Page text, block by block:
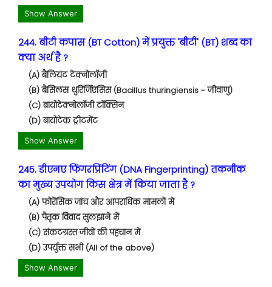
Show Answer
244. बीटी कपास (BT Cotton) में प्रयुक्त 'बीटी' (BT) शब्द का
क्या अर्थ है ?
(A) बैलियंट टेक्नोलॉजी
(B) बैसिलस थुरिंर्जिएंसिस (Bacillus thuringiensis - जीवाणु)
(C) बायोटेक्नोलॉजी टॉक्सिन
(D) बायोटेक ट्रीटमेंट
Show Answer
245. डीएनए फिंगरप्रिंटिंग (DNA Fingerprinting) तकनीक
का मुख्य उपयोग किस क्षेत्र में किया जाता है ?
(A) फोरेंसिक जांच और आपराधिक मामलों में
(B) पैतृक विवाद सुलझाने में
(C) संकटग्रस्त जीवों की पहचान में
(D) उपर्युक्त सभी (All of the above)
Show Answer